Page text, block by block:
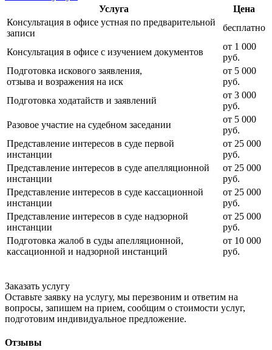
Услуга
Цена
Консультация в офисе устная по предварительной
записи
бесплатно
Консультация в офисе с изучением документов
от 1 000
руб.
Подготовка искового заявления,
отзыва и возражения на иск
от 5 000
руб.
Подготовка ходатайств и заявлений
от 3 000
руб.
Разовое участие на судебном заседании
от 5 000
руб.
Представление интересов в суде первой
инстанции
от 25 000
руб.
Представление интересов в суде апелляционной
инстанции
от 25 000
руб.
Представление интересов в суде кассационной
инстанции
от 25 000
руб.
Представление интересов в суде надзорной
инстанции
от 25 000
руб.
Подготовка жалоб в суды апелляционной,
кассационной и надзорной инстанций
от 10 000
руб.
Заказать услугу
Оставьте заявку на услугу, мы перезвоним и ответим на
вопросы, запишем на прием, сообщим о стоимости услуг,
подготовим индивидуальное предложение.
Отзывы